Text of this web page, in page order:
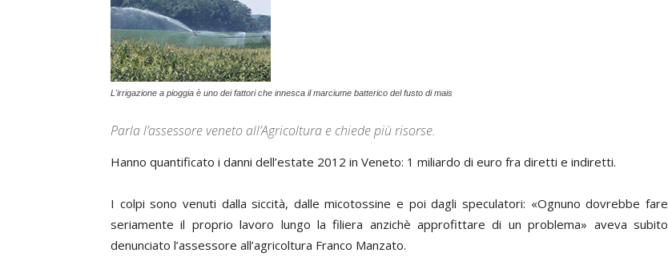
L'irrigazione a pioggia è uno dei fattori che innesca il marciume batterico del fusto di mais
Parla l’assessore veneto all’Agricoltura e chiede più risorse.
Hanno quantificato i danni dell’estate 2012 in Veneto: 1 miliardo di euro fra diretti e indiretti.
I colpi sono venuti dalla siccità, dalle micotossine e poi dagli speculatori: «Ognuno dovrebbe fare
seriamente il proprio lavoro lungo la filiera anzichè approfittare di un problema» aveva subito
denunciato l’assessore all’agricoltura Franco Manzato.